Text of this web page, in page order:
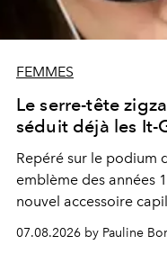
FEMMES
Le serre-tête
séduit déjà les It-
Repéré sur le podium
emblème des années
nouvel accessoire
s'arrachent déjà.
07.08.2026 by Pauline